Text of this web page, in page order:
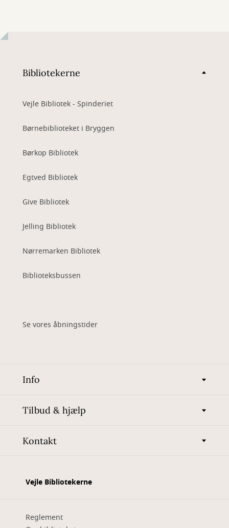
Bibliotekerne
Vejle Bibliotek - Spinderiet
Børnebiblioteket i Bryggen
Børkop Bibliotek
Egtved Bibliotek
Give Bibliotek
Jelling Bibliotek
Nørremarken Bibliotek
Biblioteksbussen
Se vores åbningstider
Info
Tilbud & hjælp
Kontakt
Vejle Bibliotekerne
Reglement